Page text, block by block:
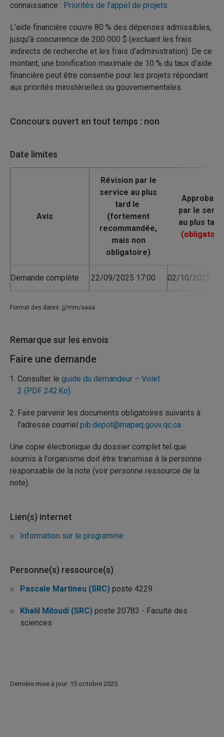
connaissance : Priorités de l’appel de projets
L’aide financière couvre 80 % des dépenses admissibles,
jusqu’à concurrence de 200 000 $ (excluant les frais
indirects de recherche et les frais d’administration). De ce
montant, une bonification maximale de 10 % du taux d’aide
financière peut être consentie pour les projets répondant
aux priorités ministérielles ou gouvernementales.
Concours ouvert en tout temps : non
Date limites
Avis
Demande complète 22/09/2025 17:00 02/10/2025
Format des dates: jj/mm/aaaa
Remarque sur les envois
Faire une demande
​Consulter le guide du demandeur – Volet
2 (PDF 242 Ko)​.
Faire parvenir les documents obligatoires suivants à
l’adresse courriel pib.depot@mapaq.gouv.qc.ca​
Une copie électronique du dossier complet tel que
soumis à l'organisme doit être transmise à la personne
responsable de la note (voir personne ressource de la
note).
Lien(s) internet
Information sur le programme
Personne(s) ressource(s)
Pascale Martineu (SRC) poste 4229
Khalil Miloudi (SRC) poste 20783 - Faculté des
sciences
Dernière mise à jour: 15 octobre 2025